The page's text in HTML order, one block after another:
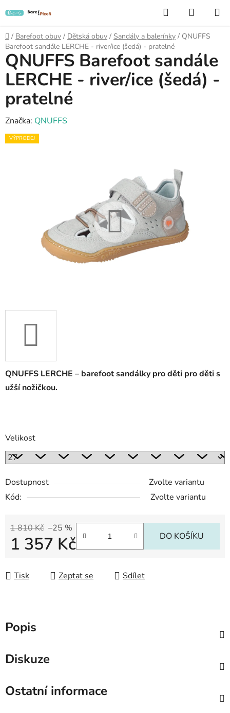
na
obsah
Hledat
KOŠÍK
Domů
/ Barefoot obuv / Dětská obuv / Sandály a balerínky / QNUFFS
Barefoot sandále LERCHE - river/ice (šedá) - pratelné
QNUFFS LERCHE – barefoot sandálky pro děti pro děti s
užší nožičkou.
Velikost
Dostupnost
Zvolte variantu
Kód:
Zvolte variantu
1 810 Kč –25 %
1 357 Kč DO KOŠÍKU
Tisk Zeptat se Sdílet
QNUFFS Barefoot sandále
LERCHE - river/ice (šedá) -
pratelné
Značka: QNUFFS
VÝPRODEJ
Popis
Diskuze
Ostatní informace